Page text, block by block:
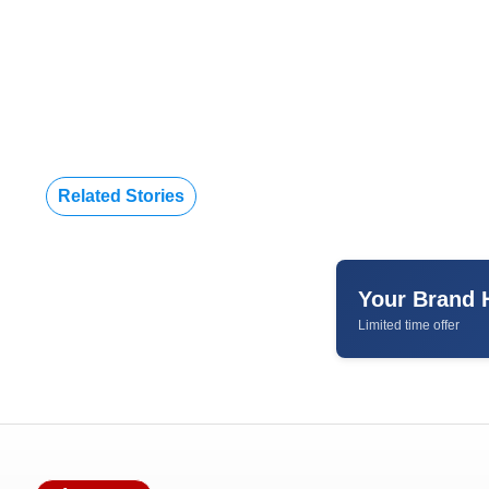
Related Stories
Your Brand
Limited time offer